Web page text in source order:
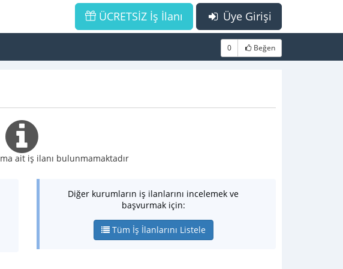
Üye Girişi
ÜCRETSİZ İş İlanı
0 Beğen
ait iş ilanı bulunmamaktadır
Diğer kurumların iş ilanlarını incelemek ve
başvurmak için:
Tüm İş İlanlarını Listele